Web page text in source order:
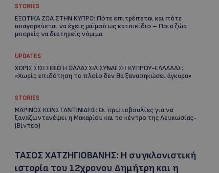
STORIES
ΕΞΩΤΙΚΑ ΖΩΑ ΣΤΗΝ ΚΥΠΡΟ: Πότε επιτρέπεται και πότε
απαγορεύεται να έχεις μαϊμού ως κατοικίδιο – Ποια ζώα
μπορείς να διατηρείς νόμιμα
UPDATES
ΧΩΡΙΣ ΣΩΣΣΙΒΙΟ Η ΘΑΛΑΣΣΙΑ ΣΥΝΔΕΣΗ ΚΥΠΡΟΥ-ΕΛΛΑΔΑΣ:
«Χωρίς επιδότηση το πλοίο δεν θα ξανασηκώσει άγκυρα»
STORIES
ΜΑΡΙΝΟΣ ΚΩΝΣΤΑΝΤΙΝΙΔΗΣ: Οι πρωτοβουλίες για να
ξαναζωντανέψει η Μακαρίου και το κέντρο της Λευκωσίας-
(Βίντεο)
ΤΑΣΟΣ ΧΑΤΖΗΓΙΟΒΑΝΗΣ: Η συγκλονιστική
ιστορία του 12χρονου Δημήτρη και η